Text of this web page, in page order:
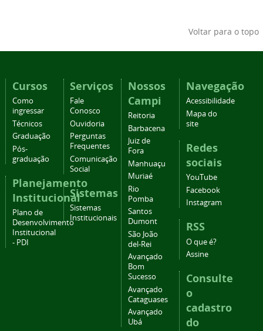
Voltar para o topo
Cursos
Como
ingressar
Técnicos
Graduação
Pós-
graduação
Planejamento
Institucional
Plano de
Desenvolvimento
Institucional
- PDI
Serviços
Fale
Conosco
Ouvidoria
Perguntas
Frequentes
Comunicação
Social
Sistemas
Sistemas
Institucionais
Nossos
Campi
Reitoria
Barbacena
Juiz de
Fora
Manhuaçu
Muriaé
Rio
Pomba
Santos
Dumont
São João
del-Rei
Avançado
Bom
Sucesso
Avançado
Cataguases
Avançado
Ubá
Navegação
Acessibilidade
Mapa do
site
Redes
sociais
YouTube
Facebook
Instagram
RSS
O que é?
Assine
Consulte
o
cadastro
do